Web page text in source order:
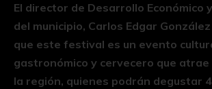
El director de Desarrollo Económico
del municipio, Carlos Edgar
que este festival es un evento
gastronómico y cervecero que
la región, quienes podrán degustar